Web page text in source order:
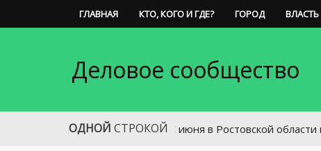
ГЛАВНАЯ КТО, КОГО И ГДЕ? ГОРОД ВЛАСТЬ
Деловое сообщество
ОДНОЙ СТРОКОЙ
С июня в Ростовской области